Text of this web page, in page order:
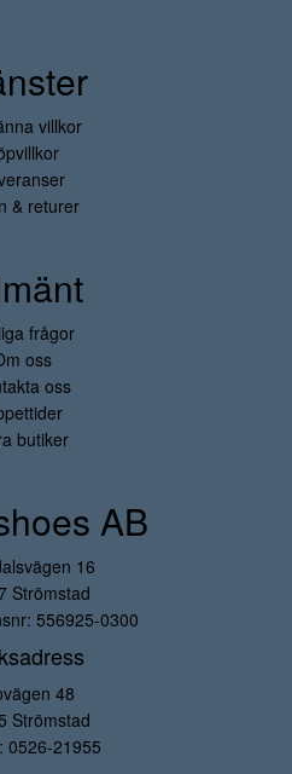
villkor
& returer
frågor
oss
oss
butiker
AB
16
Strömstad
556925-0300
48
Strömstad
0526-21955